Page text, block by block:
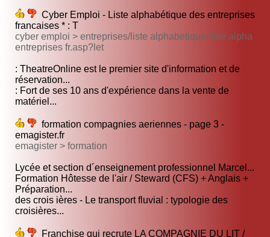
Cyber Emploi - Liste alphabétique des entreprises
francaises * : T
cyber emploi > entreprises/liste alphabetique/liste alpha
entreprises fr.asp?let
: TheatreOnline est le premier site d'information et de
réservation...
: Fort de ses 10 ans d'expérience dans la vente de
matériel...
formation compagnies aeriennes - page 3 -
emagister.fr
emagister > formation
Lycée et section d´enseignement professionnel Marcel...
Formation Hôtesse de l'air / Steward (CFS) + Anglais +
Préparation...
des crois ières - Le transport fluvial : typologie des
croisières...
Franchise qui recrute LA COMPAGNIE DU LIT /